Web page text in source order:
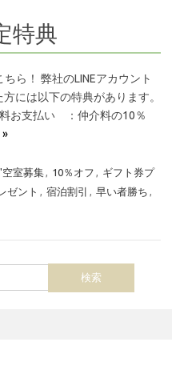
特典
ら！ 弊社のLINEアカウント
には以下の特典があります。
お支払い ：仲介料の10％
空室募集, 10％オフ , ギフト券プ
ゼント , 宿泊割引 , 早い者勝ち ,